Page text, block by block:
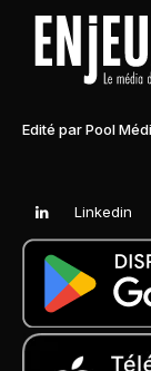
Edité par Pool
Linkedin